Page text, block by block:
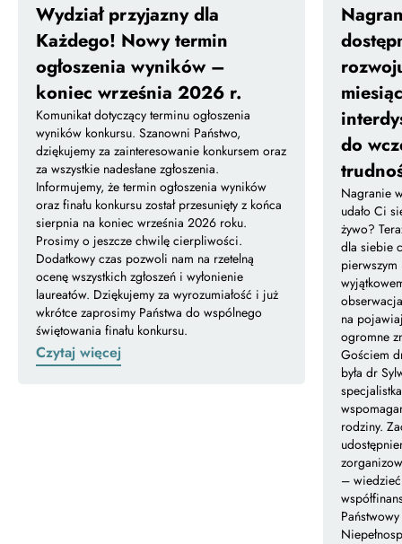
Wydział przyjazny dla
Każdego! Nowy termin
ogłoszenia wyników –
koniec września 2026 r.
Komunikat dotyczący terminu ogłoszenia
wyników konkursu. Szanowni Państwo,
dziękujemy za zainteresowanie konkursem oraz
za wszystkie nadesłane zgłoszenia.
Informujemy, że termin ogłoszenia wyników
oraz finału konkursu został przesunięty z końca
sierpnia na koniec września 2026 roku.
Prosimy o jeszcze chwilę cierpliwości.
Dodatkowy czas pozwoli nam na rzetelną
ocenę wszystkich zgłoszeń i wyłonienie
laureatów. Dziękujemy za wyrozumiałość i już
wkrótce zaprosimy Państwa do wspólnego
świętowania finału konkursu.
Czytaj więcej
do
Nagranie
udało Ci
żywo?
dla siebie
na
ogromne
Gościem
była dr
rodziny.
–